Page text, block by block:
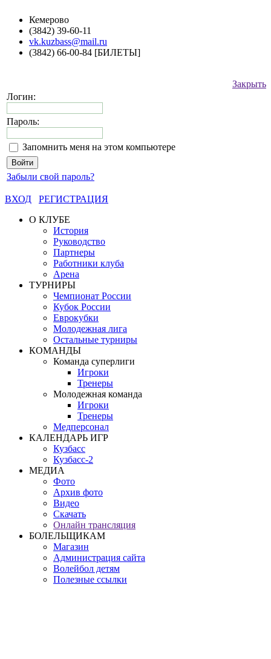
Кемерово
(3842) 39-60-11
vk.kuzbass@mail.ru
(3842) 66-00-84 [БИЛЕТЫ]
Закрыть
Логин:
Пароль:
Запомнить меня на этом компьютере
Забыли свой пароль?
ВХОД
РЕГИСТРАЦИЯ
О КЛУБЕ
История
Руководство
Партнеры
Работники клуба
Арена
ТУРНИРЫ
Чемпионат России
Кубок России
Еврокубки
Молодежная лига
Остальные турниры
КОМАНДЫ
Команда суперлиги
Игроки
Тренеры
Молодежная команда
Игроки
Тренеры
Медперсонал
КАЛЕНДАРЬ ИГР
Кузбасс
Кузбасс-2
МЕДИА
Фото
Архив фото
Видео
Скачать
Онлайн трансляция
БОЛЕЛЬЩИКАМ
Магазин
Администрация сайта
Волейбол детям
Полезные ссылки